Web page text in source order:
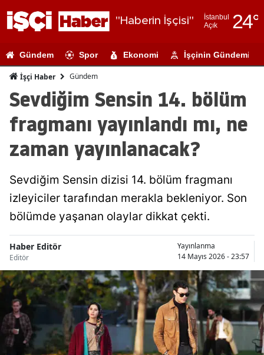
"Haberin İşçisi"
İstanbul
Açık
24°
Adıyaman
Ağrı
Amasya
Antalya
Artvin
Balıkesir
Bilecik
Bingöl
Bitlis
Bolu
Gündem Spor Ekonomi İşçinin Gündemi
İşçi Haber Gündem
Sevdiğim Sensin 14. bölüm
fragmanı yayınlandı mı, ne
zaman yayınlanacak?
Sevdiğim Sensin dizisi 14. bölüm fragmanı
izleyiciler tarafından merakla bekleniyor. Son
bölümde yaşanan olaylar dikkat çekti.
Haber Editör
Editör
Yayınlanma
14 Mayıs 2026 - 23:57